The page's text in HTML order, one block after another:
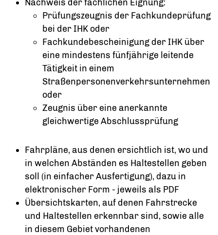
Nachweis der fachlichen Eignung:
Prüfungszeugnis der Fachkundeprüfung
bei der IHK oder
Fachkundebescheinigung der IHK über
eine mindestens fünfjährige leitende
Tätigkeit in einem
Straßenpersonenverkehrsunternehmen
oder
Zeugnis über eine anerkannte
gleichwertige Abschlussprüfung
Fahrpläne, aus denen ersichtlich ist, wo und
in welchen Abständen es Haltestellen geben
soll (in einfacher Ausfertigung), dazu in
elektronischer Form - jeweils als PDF
Übersichtskarten, auf denen Fahrstrecke
und Haltestellen erkennbar sind, sowie alle
in diesem Gebiet vorhandenen